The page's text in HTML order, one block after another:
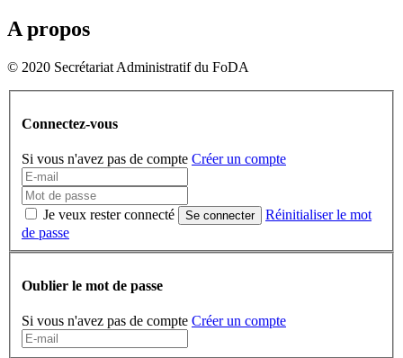
A propos
© 2020 Secrétariat Administratif du FoDA
Connectez-vous
Si vous n'avez pas de compte Créer un compte
Je veux rester connecté Se connecter
Réinitialiser le mot
de passe
Oublier le mot de passe
Si vous n'avez pas de compte Créer un compte